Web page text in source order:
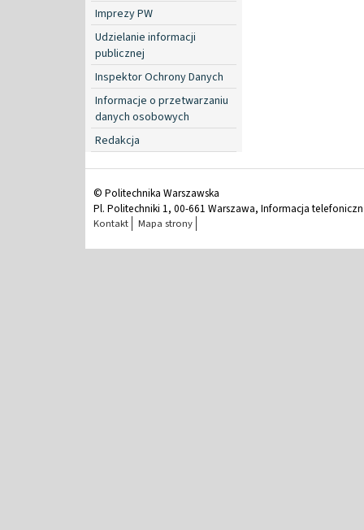
Imprezy PW
Udzielanie informacji
publicznej
Inspektor Ochrony Danych
Informacje o przetwarzaniu
danych osobowych
Redakcja
© Politechnika Warszawska
Pl. Politechniki 1, 00-661 Warszawa, Informacja
Kontakt Mapa strony